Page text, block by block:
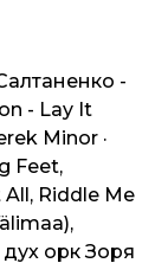
-
- Lay It
Minor ·
Feet,
Riddle Me
орк Зоря